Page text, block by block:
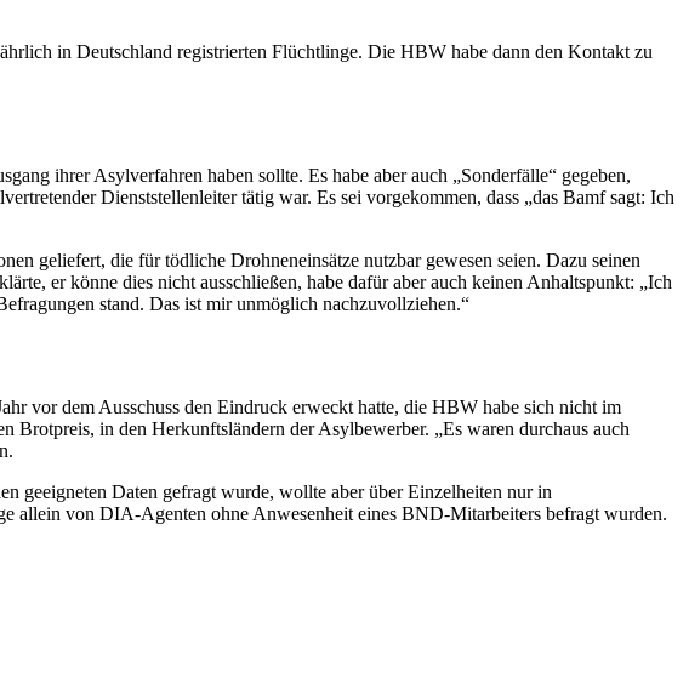
in Deutschland registrierten Flüchtlinge. Die HBW habe dann den Kontakt zu
ihrer Asylverfahren haben sollte. Es habe aber auch „Sonderfälle“ gegeben,
Dienststellenleiter tätig war. Es sei vorgekommen, dass „das Bamf sagt: Ich
geliefert, die für tödliche Drohneneinsätze nutzbar gewesen seien. Dazu seinen
er könne dies nicht ausschließen, habe dafür aber auch keinen Anhaltspunkt: „Ich
stand. Das ist mir unmöglich nachzuvollziehen.“
vor dem Ausschuss den Eindruck erweckt hatte, die HBW habe sich nicht im
Brotpreis, in den Herkunftsländern der Asylbewerber. „Es waren durchaus auch
geeigneten Daten gefragt wurde, wollte aber über Einzelheiten nur in
allein von DIA-Agenten ohne Anwesenheit eines BND-Mitarbeiters befragt wurden.